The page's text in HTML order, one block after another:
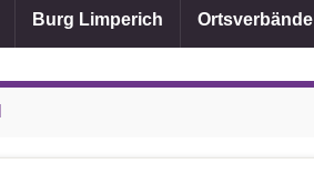
Burg Limperich Ortsverbände